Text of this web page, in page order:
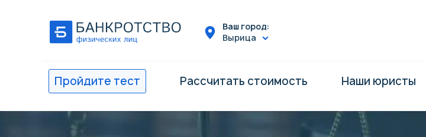
Ваш город:
Вырица
Пройдите тест Рассчитать стоимость Наши юристы